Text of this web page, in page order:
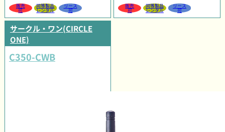
販売
可
同等製品
レンタル
リース
可
販売
可
同等製品
レンタル
リース
可
サークル・ワン(CIRCLE
ONE)
C350-CWB